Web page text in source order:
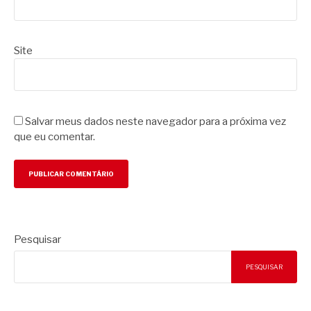
Site
Salvar meus dados neste navegador para a próxima vez
que eu comentar.
Pesquisar
PESQUISAR